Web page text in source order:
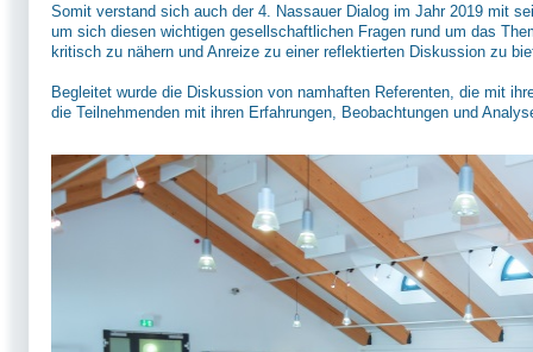
Somit verstand sich auch der 4. Nassauer Dialog im Jahr 2019 mit
um sich diesen wichtigen gesellschaftlichen Fragen rund um das
kritisch zu nähern und Anreize zu einer reflektierten Diskussion zu
Begleitet wurde die Diskussion von namhaften Referenten, die mit
die Teilnehmenden mit ihren Erfahrungen, Beobachtungen und